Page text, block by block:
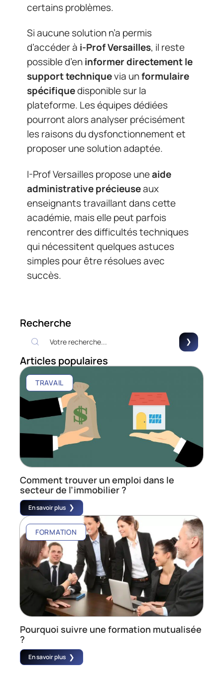
certains problèmes.
Si aucune solution n’a permis
d’accéder à i-Prof Versailles, il reste
possible d’eninformer directement le
support techniquevia unformulaire
spécifiquedisponible sur la
plateforme. Les équipes dédiées
pourront alors analyser précisément
les raisons du dysfonctionnement et
proposer une solution adaptée.
I-Prof Versailles propose uneaide
administrative précieuseaux
enseignants travaillant dans cette
académie, mais elle peut parfois
rencontrer des difficultés techniques
qui nécessitent quelques astuces
simples pour être résolues avec
succès.
Recherche
Articles populaires
TRAVAIL
Comment trouver un emploi dans le
secteur de l’immobilier ?
En savoir plus
FORMATION
Pourquoi suivre une formation mutualisée
?
En savoir plus